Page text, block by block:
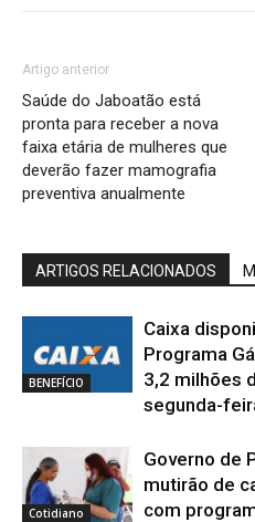
Artigo anterior
Saúde do Jaboatão está
pronta para receber a nova
faixa etária de mulheres que
deverão fazer mamografia
preventiva anualmente
ARTIGOS RELACIONADOS
BENEFÍCIO
Caixa
Programa
3,2 milhões
segunda-
Cotidiano
Governo de
mutirão de
com